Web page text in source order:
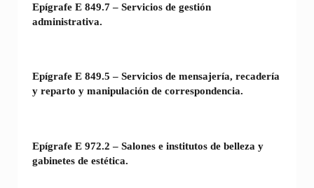
Epígrafe E 849.7 – Servicios de gestión
administrativa.
Epígrafe E 849.5 – Servicios de mensajería, recadería
y reparto y manipulación de correspondencia.
Epígrafe E 972.2 – Salones e institutos de belleza y
gabinetes de estética.